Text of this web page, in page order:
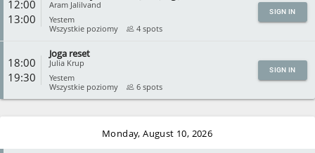
12:00
13:00
Aram Jalilvand
Yestem
Wszystkie poziomy
4 spots
SIGN IN
18:00
19:30
Joga reset
Julia Krup
Yestem
Wszystkie poziomy
6 spots
SIGN IN
CLOSE
Monday, August 10, 2026